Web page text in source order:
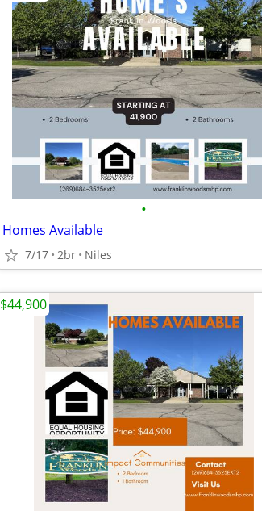
•
Homes Available
7/17 2br Niles
$44,900